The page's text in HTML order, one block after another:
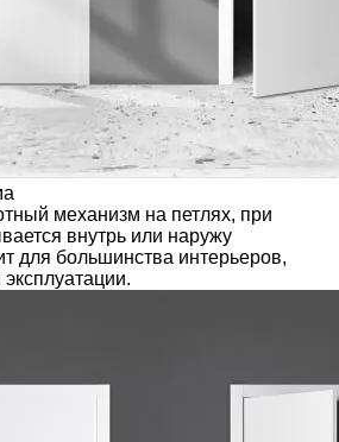
механизм на петлях, при
внутрь или наружу
для большинства интерьеров,